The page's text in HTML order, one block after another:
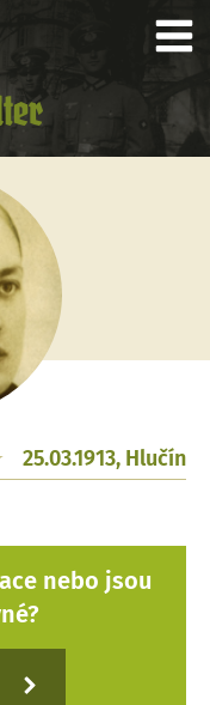
25.03.1913, Hlučín
nebo jsou